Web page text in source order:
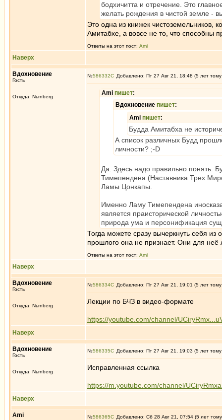
бодхичитта и отречение. Это
желать рождения в чистой земле -
Это одна из книжек чистоземельников,
Амитабхе, а вовсе не то, что способны
Ответы на этот пост: Ami
Наверх
Вдохновение
Гость
Откуда: Nьrnberg
№586332 Добавлено: Пт 27 Авг 21, 18:48 (5 лет
Ami пишет:
Вдохновение пишет:
Ami пишет:
Будда Амитабха не
А список различных Будд
личности? ;-D
Да. Здесь надо правильно понять.
Тимепендена (Наставника Трех
Ламы Цонкапы.
Именно Ламу Тимепендена
является праисторической
природа ума и персонификация
Тогда можете сразу вычеркнуть себя
прошлого она не признает. Они для
Ответы на этот пост: Ami
Наверх
Вдохновение
Гость
Откуда: Nьrnberg
№586334 Добавлено: Пт 27 Авг 21, 19:01 (5 лет
Лекции по БЧЗ в видео-формате
https://youtube.com/channel/
Наверх
Вдохновение
Гость
Откуда: Nьrnberg
№586335 Добавлено: Пт 27 Авг 21, 19:03 (5 лет
Исправленная ссылка
https://m.youtube.com/channel/
Наверх
Ami №586365 Добавлено: Сб 28 Авг 21, 07:54 (5 лет